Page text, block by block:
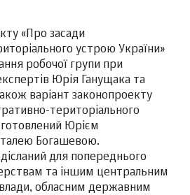
«Про засади
устрою України»
робочої групи при
Юрія Ганущака та
варіант законопроекту
територіального
Юрієм
Богашевою.
для попереднього
та іншим центральним
обласним державним